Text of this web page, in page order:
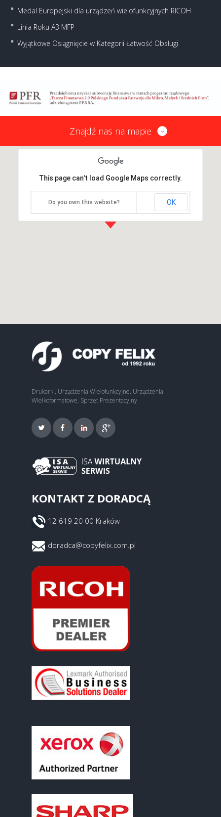
Medal Europejski dla urządzeń wielofunkcyjnych RICOH
Linia Roku A3 MFP
Wyjątkowe Osiągnięcie w Kategorii Łatwość Obsługi
Znajdź nas na mapie
This page can't load Google Maps correctly.
Do you own this website? OK
Drukarki, Urządzenia Wielofunkcyjne, Urządzenia
Wielkoformatowe, Sprzęt Prezentacyjny
KONTAKT Z DORADCĄ
12 619 20 00 Kraków
doradca@copyfelix.com.pl